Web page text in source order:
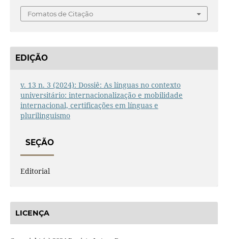
Fomatos de Citação
EDIÇÃO
v. 13 n. 3 (2024): Dossiê: As línguas no contexto
universitário: internacionalização e mobilidade
internacional, certificações em línguas e
plurilinguismo
SEÇÃO
Editorial
LICENÇA